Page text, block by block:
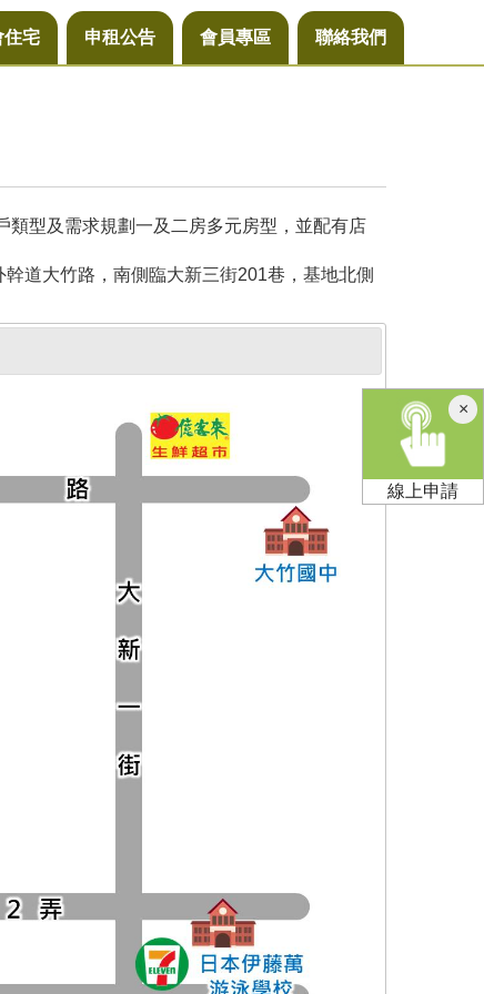
住宅 申租公告 會員專區 聯絡我們
型及需求規劃一及二房多元房型，並配有店
道大竹路，南側臨大新三街201巷，基地北側
×關
閉
線上申請